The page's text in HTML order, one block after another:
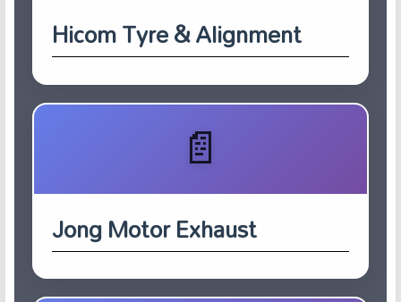
Hicom Tyre & Alignment
Jong Motor Exhaust